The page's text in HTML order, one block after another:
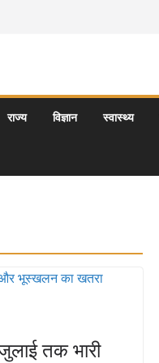
राज्य विज्ञान स्वास्थ्य
तक भारी